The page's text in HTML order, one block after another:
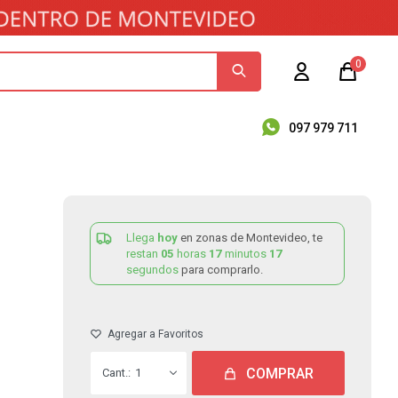
097 979 711
0
Llega hoy en zonas de Montevideo, te
restan 05 horas 17 minutos 16
segundos para comprarlo.
1 COMPRAR